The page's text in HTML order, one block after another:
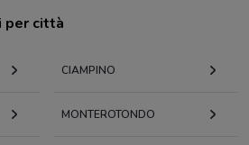
per città
CIAMPINO
MONTEROTONDO